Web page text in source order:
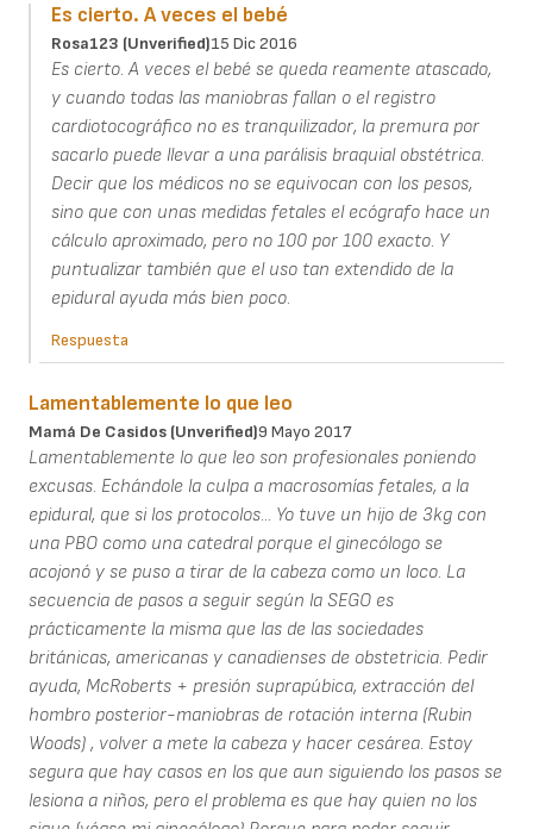
Es cierto. A veces el bebé
Rosa123 (unverified)15 Dic 2016
Es cierto. A veces el bebé se queda reamente atascado,
y cuando todas las maniobras fallan o el registro
cardiotocográfico no es tranquilizador, la premura por
sacarlo puede llevar a una parálisis braquial obstétrica.
Decir que los médicos no se equivocan con los pesos,
sino que con unas medidas fetales el ecógrafo hace un
cálculo aproximado, pero no 100 por 100 exacto. Y
puntualizar también que el uso tan extendido de la
epidural ayuda más bien poco.
Respuesta
Lamentablemente lo que leo
Mamá De Casidos (unverified)9 Mayo 2017
Lamentablemente lo que leo son profesionales poniendo
excusas. Echándole la culpa a macrosomías fetales, a la
epidural, que si los protocolos... Yo tuve un hijo de 3kg con
una PBO como una catedral porque el ginecólogo se
acojonó y se puso a tirar de la cabeza como un loco. La
secuencia de pasos a seguir según la SEGO es
prácticamente la misma que las de las sociedades
británicas, americanas y canadienses de obstetricia. Pedir
ayuda, McRoberts + presión suprapúbica, extracción del
hombro posterior-maniobras de rotación interna (Rubin
Woods) , volver a mete la cabeza y hacer cesárea. Estoy
segura que hay casos en los que aun siguiendo los pasos se
lesiona a niños, pero el problema es que hay quien no los